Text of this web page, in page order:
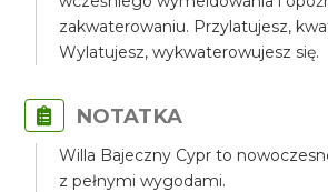
zakwaterowaniu. Przylatujesz,
Wylatujesz, wykwaterowujesz się.
NOTATKA
Willa Bajeczny Cypr to
z pełnymi wygodami.